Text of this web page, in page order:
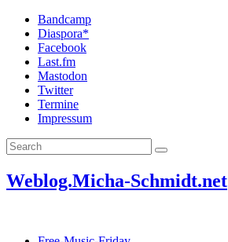
Bandcamp
Diaspora*
Facebook
Last.fm
Mastodon
Twitter
Termine
Impressum
Weblog.Micha-Schmidt.net